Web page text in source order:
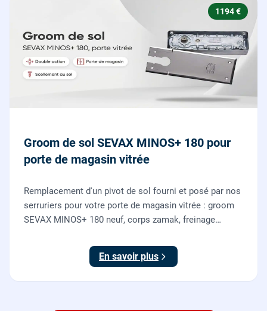
1194 €
Groom de sol SEVAX MINOS+ 180 pour
porte de magasin vitrée
Remplacement d'un pivot de sol fourni et posé par nos
serruriers pour votre porte de magasin vitrée : groom
SEVAX MINOS+ 180 neuf, corps zamak, freinage
sol, réglage et essais. 995 euros HT (1194 TTC).
En savoir plus